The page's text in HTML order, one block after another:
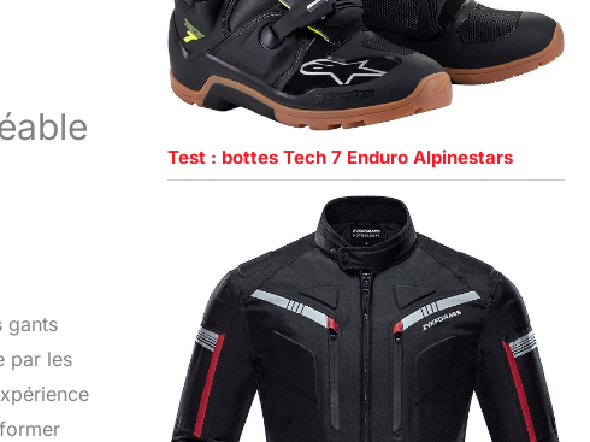
gants
par les
Test : bottes Tech 7 Enduro Alpinestars